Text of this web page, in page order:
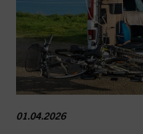
01.04.2026